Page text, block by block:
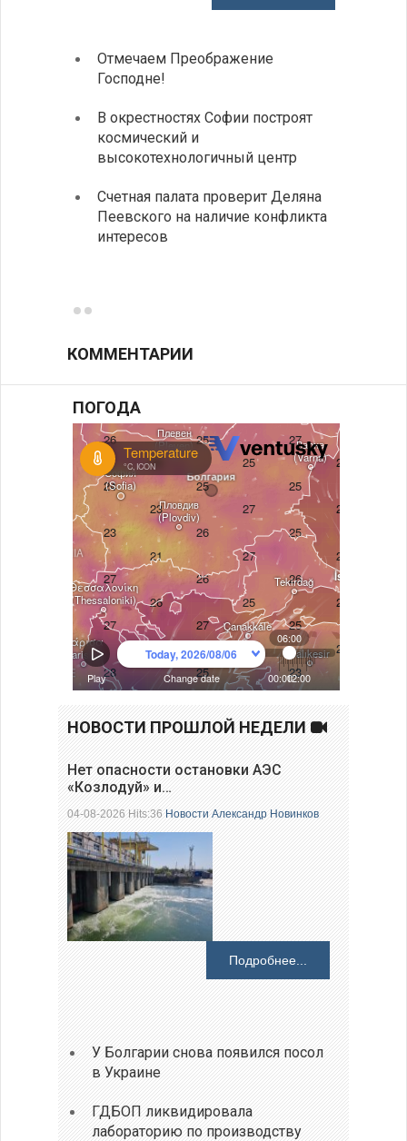
Отмечаем Преображение
Господне!
В окрестностях Софии построят
космический и
высокотехнологичный центр
Счетная палата проверит Деляна
Пеевского на наличие конфликта
интересов
КОММЕНТАРИИ
ПОГОДА
НОВОСТИ ПРОШЛОЙ НЕДЕЛИ
Нет опасности остановки АЭС
«Козлодуй» и…
04-08-2026 Hits:36Новости Александр Новинков
Подробнее...
У Болгарии снова появился посол
в Украине
ГДБОП ликвидировала
лабораторию по производству